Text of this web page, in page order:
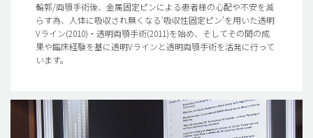
輪郭/両顎手術後、金属固定ピンによる患者様の心配や不安を減
らす為、人体に吸収され無くなる‘吸収性固定ピン’を用いた透明
Vライン(2010)・透明両顎手術(2011)を始め、そしてその間の成
果や臨床経験を基に透明Vラインと透明両顎手術を活発に行って
います。